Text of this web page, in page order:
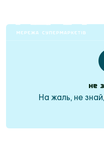
Не
На жаль, не